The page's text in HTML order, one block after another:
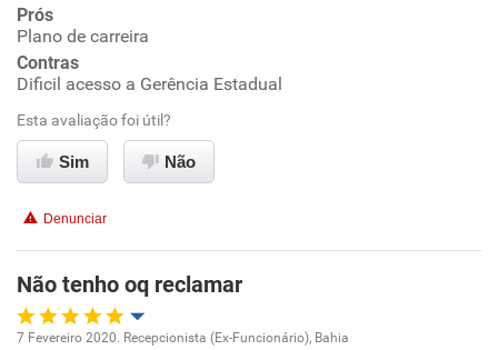
Ambiente de trabalho
Conciliação com a vida familiar
Benefícios
Recomenda a diretoria
Prós
Plano de carreira
Contras
Dificil acesso a Gerência Estadual
Esta avaliação foi útil?
Sim Não
Denunciar
Não tenho oq reclamar
7 Fevereiro 2020. Recepcionista (Ex-Funcionário), Bahia